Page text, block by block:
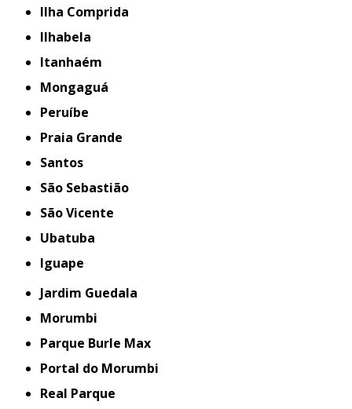
Ilha Comprida
Ilhabela
Itanhaém
Mongaguá
Peruíbe
Praia Grande
Santos
São Sebastião
São Vicente
Ubatuba
iguape
Jardim Guedala
Morumbi
Parque Burle Max
Portal do Morumbi
Real Parque